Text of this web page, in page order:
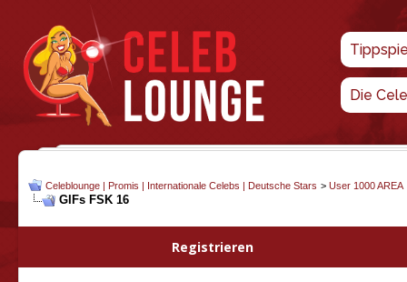
Die
Celeblounge | Promis | Internationale Celebs | Deutsche Stars > User 1000 AREA
GIFs FSK 16
Registrieren